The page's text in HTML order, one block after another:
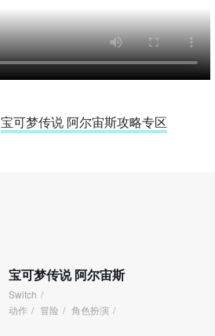
宝可梦传说 阿尔宙斯攻略专区
宝可梦传说 阿尔宙斯
Switch /
动作 / 冒险 / 角色扮演 /